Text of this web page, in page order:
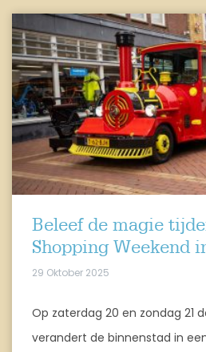
Beleef de magie
Shopping Weekend
29 Oktober 2025
Op zaterdag 20 en zondag 21
verandert de binnenstad in